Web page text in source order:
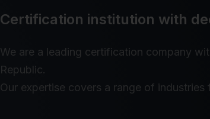
Certification institution with
We are a leading certification company
Republic.
Our expertise covers a range of